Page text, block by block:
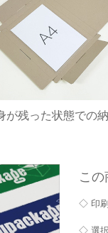
残った状態での
こ
◇ 印
◇ 選